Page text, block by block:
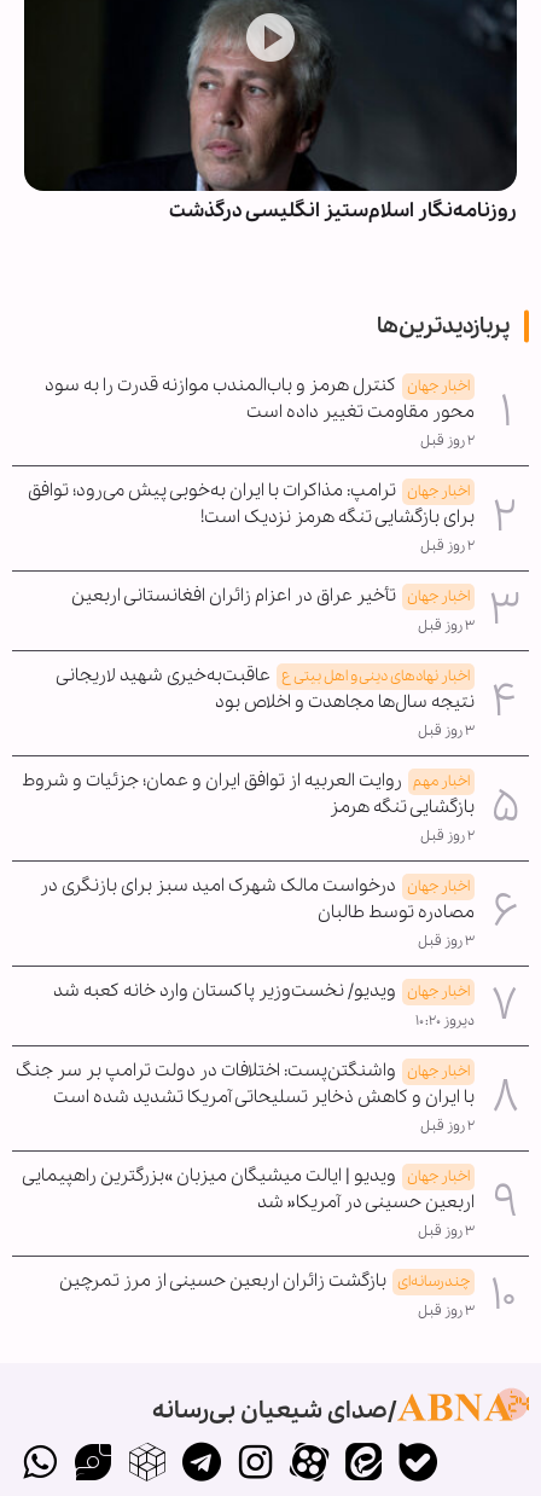
روزنامه‌نگار اسلام‌ستیز انگلیسی درگذشت
پربازدیدترین‌ها
اخبار جهان کنترل هرمز و باب‌المندب موازنه قدرت را به سود
محور مقاومت تغییر داده است
۲ روز قبل
اخبار جهان ترامپ: مذاکرات با ایران به‌خوبی پیش می‌رود؛ توافق
برای بازگشایی تنگه هرمز نزدیک است!
۲ روز قبل
اخبار جهان تأخیر عراق در اعزام زائران افغانستانی اربعین
۳ روز قبل
اخبار نهادهای دینی و اهل بیتی ع عاقبت‌به‌خیری شهید لاریجانی
نتیجه سال‌ها مجاهدت و اخلاص بود
۳ روز قبل
اخبار مهم روایت العربیه از توافق ایران و عمان؛ جزئیات و شروط
بازگشایی تنگه هرمز
۲ روز قبل
اخبار جهان درخواست مالک شهرک امید سبز برای بازنگری در
مصادره توسط طالبان
۳ روز قبل
اخبار جهان ویدیو/ نخست‌وزیر پاکستان وارد خانه کعبه شد
دیروز ۱۰:۲۰
اخبار جهان واشنگتن‌پست: اختلافات در دولت ترامپ بر سر جنگ
با ایران و کاهش ذخایر تسلیحاتی آمریکا تشدید شده است
۲ روز قبل
اخبار جهان ویدیو | ایالت میشیگان میزبان »بزرگترین راهپیمایی
اربعین حسینی در آمریکا« شد
۳ روز قبل
چندرسانه‌ای بازگشت زائران اربعین حسینی از مرز تمرچین
۳ روز قبل
صدای شیعیان بی‌رسانه